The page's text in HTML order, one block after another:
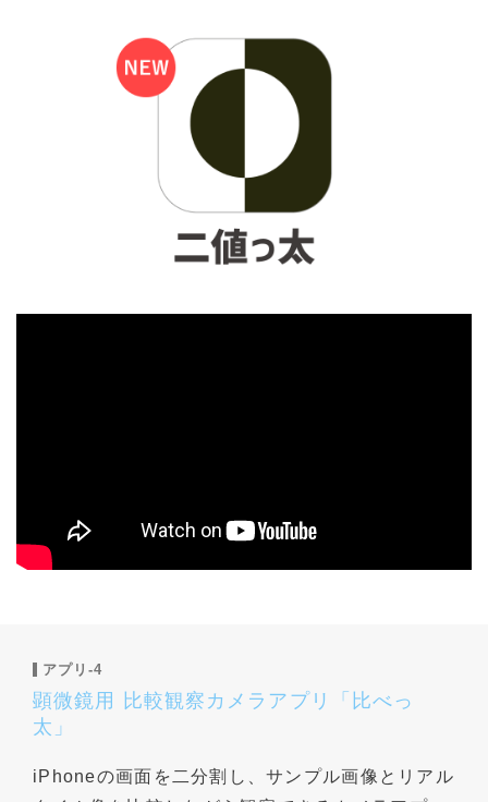
アプリ-4
顕微鏡用 比較観察カメラアプリ「比べっ
太」
iPhoneの画面を二分割し、サンプル画像とリアル